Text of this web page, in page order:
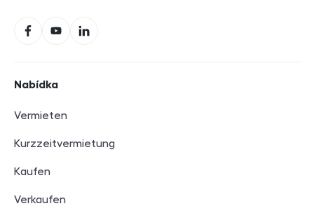
FacebookYouTubeLinkedIn
Nabídka
Vermieten
Kurzzeitvermietung
Kaufen
Verkaufen